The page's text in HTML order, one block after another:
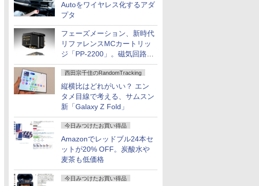
Autoをワイヤレス化するアダ
プタ
フェーズメーション、新時代
リファレンスMCカートリッ
ジ「PP-2200」。磁気回路や
ハウジングを根本から見直し
西田宗千佳のRandomTracking
縦横比はどれがいい？ エン
タメ目線で考える、サムスン
新「Galaxy Z Fold」
今日みつけたお買い得品
Amazonでレッドブル24本セ
ットが20% OFF。炭酸水や
麦茶も低価格
今日みつけたお買い得品